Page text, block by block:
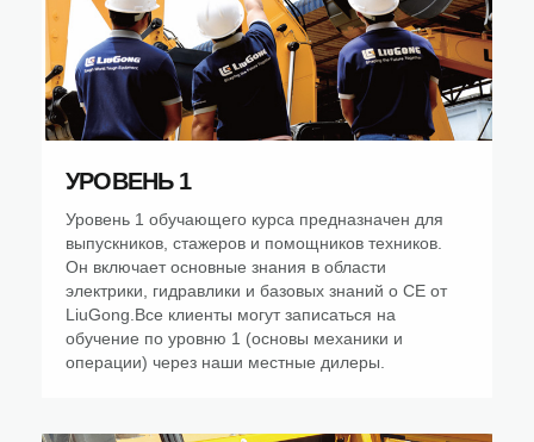
УРОВЕНЬ 1
Уровень 1 обучающего курса предназначен для
выпускников, стажеров и помощников техников.
Он включает основные знания в области
электрики, гидравлики и базовых знаний о CE от
LiuGong.Все клиенты могут записаться на
обучение по уровню 1 (основы механики и
операции) через наши местные дилеры.